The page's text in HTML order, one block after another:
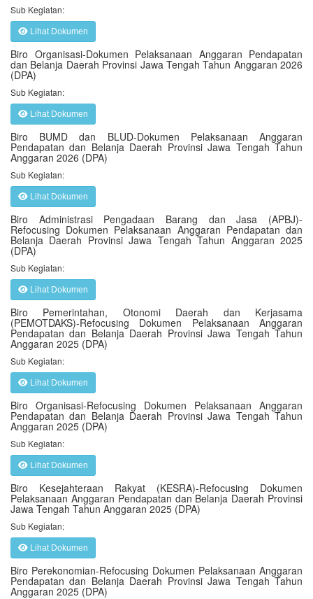
Sub Kegiatan:
Lihat Dokumen
Biro Organisasi-Dokumen Pelaksanaan Anggaran Pendapatan
dan Belanja Daerah Provinsi Jawa Tengah Tahun Anggaran 2026
(DPA)
Sub Kegiatan:
Lihat Dokumen
Biro BUMD dan BLUD-Dokumen Pelaksanaan Anggaran
Pendapatan dan Belanja Daerah Provinsi Jawa Tengah Tahun
Anggaran 2026 (DPA)
Sub Kegiatan:
Lihat Dokumen
Biro Administrasi Pengadaan Barang dan Jasa (APBJ)-
Refocusing Dokumen Pelaksanaan Anggaran Pendapatan dan
Belanja Daerah Provinsi Jawa Tengah Tahun Anggaran 2025
(DPA)
Sub Kegiatan:
Lihat Dokumen
Biro Pemerintahan, Otonomi Daerah dan Kerjasama
(PEMOTDAKS)-Refocusing Dokumen Pelaksanaan Anggaran
Pendapatan dan Belanja Daerah Provinsi Jawa Tengah Tahun
Anggaran 2025 (DPA)
Sub Kegiatan:
Lihat Dokumen
Biro Organisasi-Refocusing Dokumen Pelaksanaan Anggaran
Pendapatan dan Belanja Daerah Provinsi Jawa Tengah Tahun
Anggaran 2025 (DPA)
Sub Kegiatan:
Lihat Dokumen
Biro Kesejahteraan Rakyat (KESRA)-Refocusing Dokumen
Pelaksanaan Anggaran Pendapatan dan Belanja Daerah Provinsi
Jawa Tengah Tahun Anggaran 2025 (DPA)
Sub Kegiatan:
Lihat Dokumen
Biro Perekonomian-Refocusing Dokumen Pelaksanaan Anggaran
Pendapatan dan Belanja Daerah Provinsi Jawa Tengah Tahun
Anggaran 2025 (DPA)